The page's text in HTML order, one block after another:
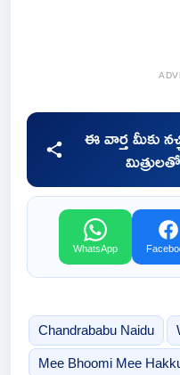
ఈ వార్త మీకు
WhatsApp
Chandrababu Naidu
Mee Bhoomi Mee